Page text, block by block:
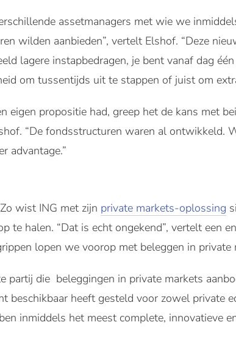
assetmanagers met wie we
wilden aanbieden”, vertelt Elshof. “Deze
lagere instapbedragen, je bent vanaf dag
om tussentijds uit te stappen of juist om
eigen propositie had, greep het de kans met
“De fondsstructuren waren al ontwikkeld.
advantage.”
wist ING met zijn private markets-oplossing
te halen. “Dat is echt ongekend”, vertelt een
lopen we voorop met beleggen in private
partij die beleggingen in private markets
beschikbaar heeft gesteld voor zowel private
inmiddels het meest complete, innovatieve